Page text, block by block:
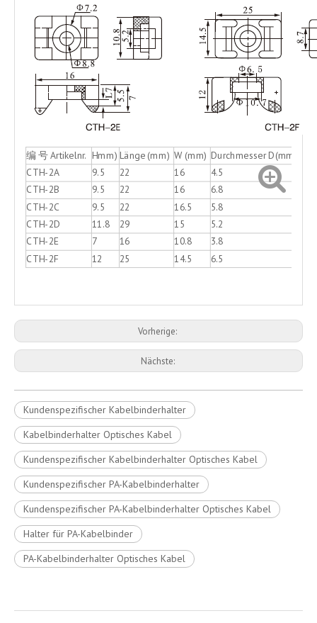
编 号 Artikelnr. Hmm) Länge (mm) W (mm) Durchmesser D(mm)
CTH-2A 9.5 22 16
4.5
CTH-2B
9.5 22 16
6.8
CTH-2C
9.5 22 16.5
5.8
CTH-2D
11.8 29 15
5.2
CTH-2E
7 16 10.8
3.8
CTH-2F
12 25 14.5 6.5
Vorherige:
Nächste:
Kundenspezifischer Kabelbinderhalter
Kabelbinderhalter Optisches Kabel
Kundenspezifischer Kabelbinderhalter Optisches Kabel
Kundenspezifischer PA-Kabelbinderhalter
Kundenspezifischer PA-Kabelbinderhalter Optisches Kabel
Halter für PA-Kabelbinder
PA-Kabelbinderhalter Optisches Kabel